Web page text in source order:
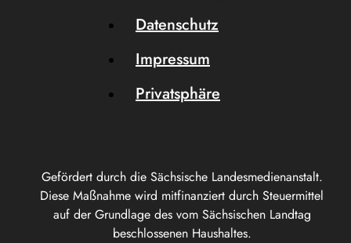
Gefördert durch die Sächsische Landesmedienanstalt.
Diese Maßnahme wird mitfinanziert durch Steuermittel
auf der Grundlage des vom Sächsischen Landtag
beschlossenen Haushaltes.
Datenschutz
Impressum
Privatsphäre